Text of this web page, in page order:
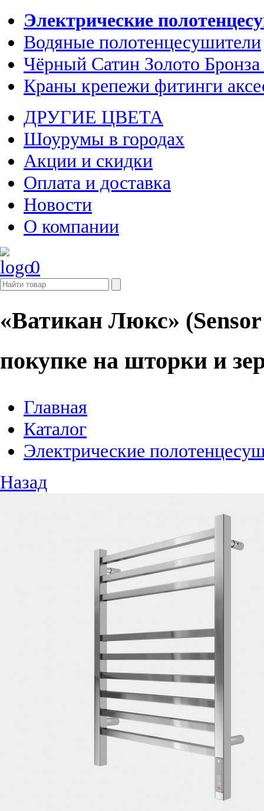
Электрические
Водяные полотенцесушители
Чёрный Сатин Золото
Краны крепежи фитинги
ДРУГИЕ ЦВЕТА
Шоурумы в городах
Акции и скидки
Оплата и доставка
Новости
О компании
0
«Ватикан Люкс»
покупке на шторки и
Главная
Каталог
Электрические
Назад